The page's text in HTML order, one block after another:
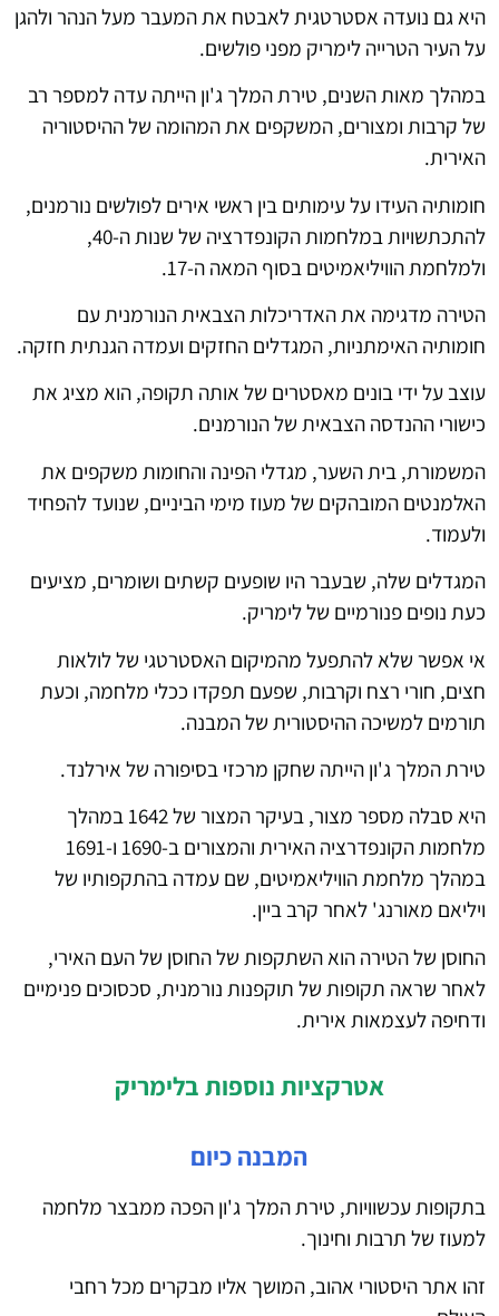
היא גם נועדה אסטרטגית לאבטח את המעבר מעל הנהר ולהגן
על העיר הטרייה לימריק מפני פולשים.
במהלך מאות השנים, טירת המלך ג'ון הייתה עדה למספר רב
של קרבות ומצורים, המשקפים את המהומה של ההיסטוריה
האירית.
חומותיה העידו על עימותים בין ראשי אירים לפולשים נורמנים,
להתכתשויות במלחמות הקונפדרציה של שנות ה-40,
ולמלחמת הוויליאמיטים בסוף המאה ה-17.
הטירה מדגימה את האדריכלות הצבאית הנורמנית עם
חומותיה האימתניות, המגדלים החזקים ועמדה הגנתית חזקה.
עוצב על ידי בונים מאסטרים של אותה תקופה, הוא מציג את
כישורי ההנדסה הצבאית של הנורמנים.
המשמורת, בית השער, מגדלי הפינה והחומות משקפים את
האלמנטים המובהקים של מעוז מימי הביניים, שנועד להפחיד
ולעמוד.
המגדלים שלה, שבעבר היו שופעים קשתים ושומרים, מציעים
כעת נופים פנורמיים של לימריק.
אי אפשר שלא להתפעל מהמיקום האסטרטגי של לולאות
חצים, חורי רצח וקרבות, שפעם תפקדו ככלי מלחמה, וכעת
תורמים למשיכה ההיסטורית של המבנה.
טירת המלך ג'ון הייתה שחקן מרכזי בסיפורה של אירלנד.
היא סבלה מספר מצור, בעיקר המצור של 1642 במהלך
מלחמות הקונפדרציה האירית והמצורים ב-1690 ו-1691
במהלך מלחמת הוויליאמיטים, שם עמדה בהתקפותיו של
ויליאם מאורנג' לאחר קרב ביין.
החוסן של הטירה הוא השתקפות של החוסן של העם האירי,
לאחר שראה תקופות של תוקפנות נורמנית, סכסוכים פנימיים
ודחיפה לעצמאות אירית.
אטרקציות נוספות בלימריק
המבנה כיום
בתקופות עכשוויות, טירת המלך ג'ון הפכה ממבצר מלחמה
למעוז של תרבות וחינוך.
זהו אתר היסטורי אהוב, המושך אליו מבקרים מכל רחבי